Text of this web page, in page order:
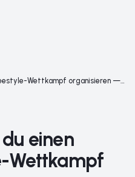
Roller-Freestyle-Wettkampf organisieren — komplette Checklis
einen
Wettkampf